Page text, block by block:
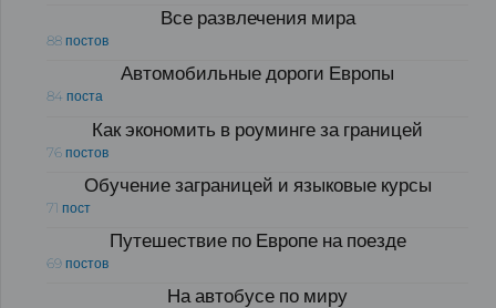
Все развлечения мира
88 постов
Автомобильные дороги Европы
84 поста
Как экономить в роуминге за границей
76 постов
Обучение заграницей и языковые курсы
71 пост
Путешествие по Европе на поезде
69 постов
На автобусе по миру